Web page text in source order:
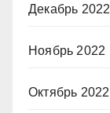
Декабрь 2022
Ноябрь 2022
Октябрь 2022